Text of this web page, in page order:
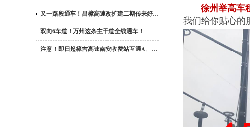
又一路段通车！昌樟高速改扩建二期传来好…
双向6车道！万州这条主干道全线通车！
注意！即日起樟吉高速南安收费站互通A、…
徐州举高车
我们给你贴心的